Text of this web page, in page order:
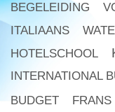
BEGELEIDING
ITALIAANS
HOTELSCHOOL
INTERNATIONAL
BUDGET
FRANS